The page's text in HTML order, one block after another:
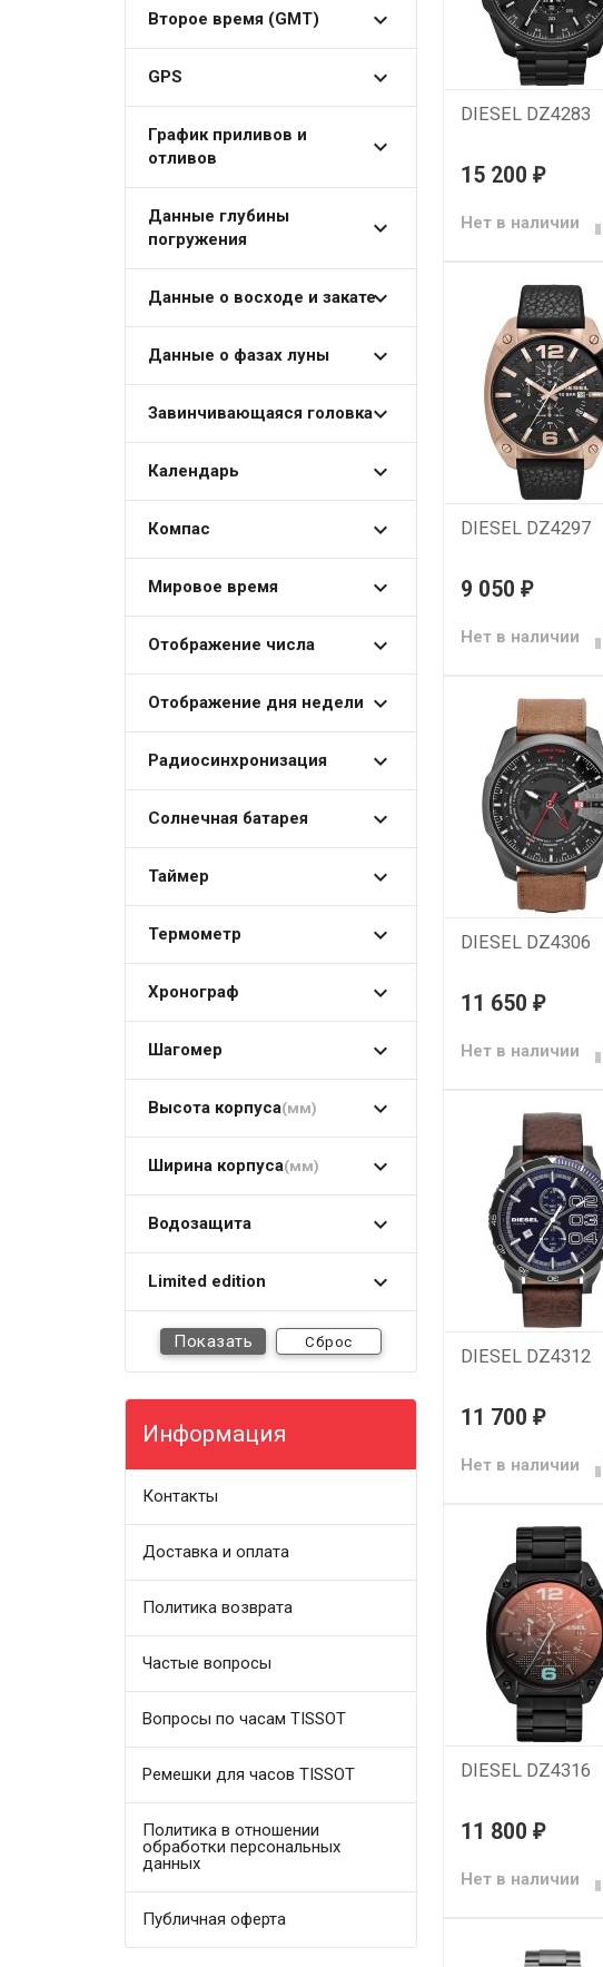
Второе время (GMT)
GPS
График приливов и
отливов
Данные глубины
погружения
Данные о восходе и закате
Данные о фазах луны
Завинчивающаяся головка
Календарь
Компас
Мировое время
Отображение числа
Отображение дня недели
Радиосинхронизация
Солнечная батарея
Таймер
Термометр
Хронограф
Шагомер
Высота корпуса(мм)
Ширина корпуса(мм)
Водозащита
Limited edition
Сброс
Информация
Контакты
Доставка и оплата
Политика возврата
Частые вопросы
Вопросы по часам TISSOT
Ремешки для часов TISSOT
Политика в отношении
обработки персональных
данных
Публичная оферта
DIESEL DZ4283
15 200 ₽
Нет в наличии
DIESEL DZ4297
9 050 ₽
Нет в наличии
DIESEL DZ4306
11 650 ₽
Нет в наличии
DIESEL DZ4312
11 700 ₽
Нет в наличии
DIESEL DZ4316
11 800 ₽
Нет в наличии